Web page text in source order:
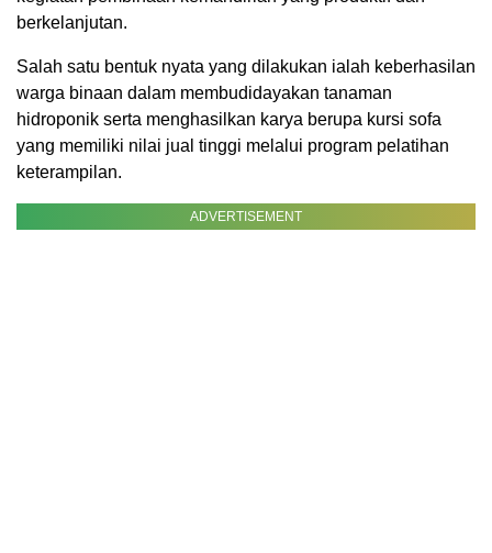
berkelanjutan.
Salah satu bentuk nyata yang dilakukan ialah keberhasilan
warga binaan dalam membudidayakan tanaman
hidroponik serta menghasilkan karya berupa kursi sofa
yang memiliki nilai jual tinggi melalui program pelatihan
keterampilan.
ADVERTISEMENT